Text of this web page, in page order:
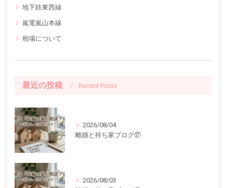
地下鉄東西線
嵐電嵐山本線
相場について
最近の投稿 Recent Posts
2026/08/04
離婚と持ち家ブログ⑰
2026/08/03